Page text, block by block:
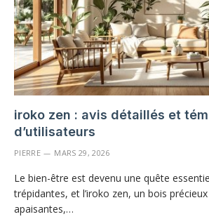
iroko zen : avis détaillés et
d’utilisateurs
PIERRE MARS 29, 2026
Le bien-être est devenu une quête
trépidantes, et l’iroko zen, un bois
apaisantes,…